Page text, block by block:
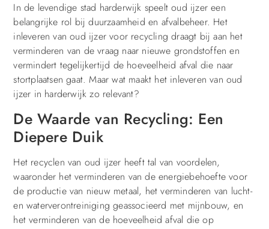
In de levendige stad harderwijk speelt oud ijzer een
belangrijke rol bij duurzaamheid en afvalbeheer. Het
inleveren van oud ijzer voor recycling draagt bij aan het
verminderen van de vraag naar nieuwe grondstoffen en
vermindert tegelijkertijd de hoeveelheid afval die naar
stortplaatsen gaat. Maar wat maakt het inleveren van oud
ijzer in harderwijk zo relevant?
De Waarde van Recycling: Een
Diepere Duik
Het recyclen van oud ijzer heeft tal van voordelen,
waaronder het verminderen van de energiebehoefte voor
de productie van nieuw metaal, het verminderen van lucht-
en waterverontreiniging geassocieerd met mijnbouw, en
het verminderen van de hoeveelheid afval die op